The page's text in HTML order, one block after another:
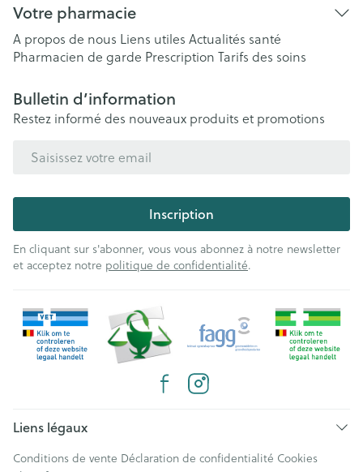
Votre pharmacie
A propos de nous Liens utiles Actualités santé
Pharmacien de garde Prescription Tarifs des soins
Bulletin d’information
Restez informé des nouveaux produits et promotions
Inscription
En cliquant sur s'abonner, vous vous abonnez à notre newsletter
et acceptez notre politique de confidentialité.
Liens légaux
Conditions de vente Déclaration de confidentialité Cookies